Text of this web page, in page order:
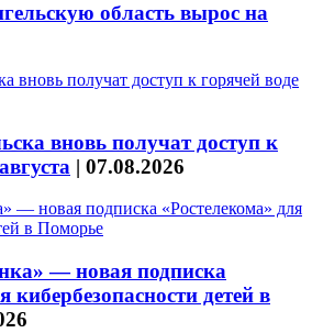
область вырос на
вновь получат доступ к
| 07.08.2026
— новая подписка
кибербезопасности детей в